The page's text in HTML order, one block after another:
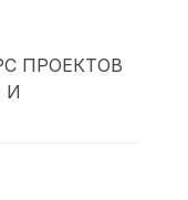
ПРОЕКТОВ
И